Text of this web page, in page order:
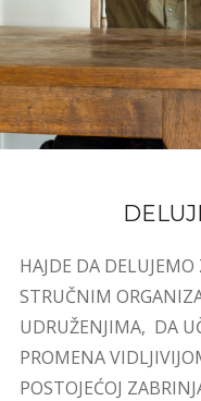
HAJDE DA
STRUČNIM
UDRUŽENJIMA, DA
PROMENA
POSTOJEĆOJ